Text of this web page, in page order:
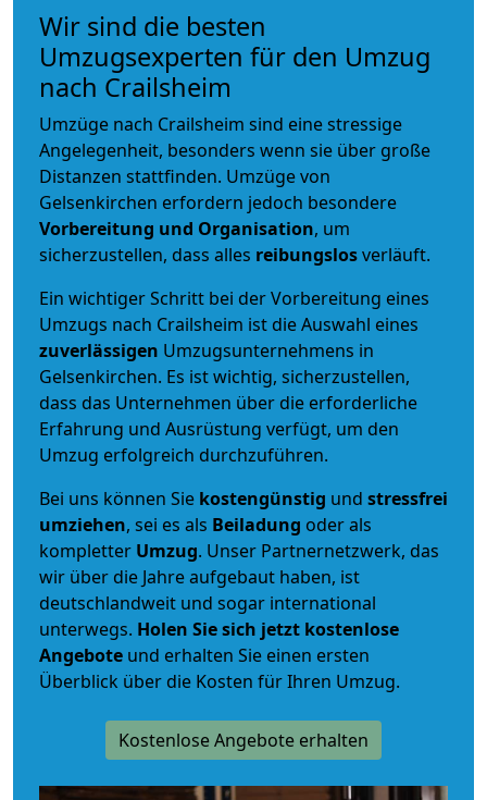
Wir sind die besten
Umzugsexperten für den Umzug
nach Crailsheim
Umzüge nach Crailsheim sind eine stressige
Angelegenheit, besonders wenn sie über große
Distanzen stattfinden. Umzüge von
Gelsenkirchen erfordern jedoch besondere
Vorbereitung und Organisation, um
sicherzustellen, dass alles reibungslosverläuft.
Ein wichtiger Schritt bei der Vorbereitung eines
Umzugs nach Crailsheim ist die Auswahl eines
zuverlässigen Umzugsunternehmens in
Gelsenkirchen. Es ist wichtig, sicherzustellen,
dass das Unternehmen über die erforderliche
Erfahrung und Ausrüstung verfügt, um den
Umzug erfolgreich durchzuführen.
Bei uns können Sie kostengünstig und stressfrei
umziehen, sei es als Beiladung oder als
kompletter Umzug. Unser Partnernetzwerk, das
wir über die Jahre aufgebaut haben, ist
deutschlandweit und sogar international
unterwegs. Holen Sie sich jetzt kostenlose
Angebote und erhalten Sie einen ersten
Überblick über die Kosten für Ihren Umzug.
Kostenlose Angebote erhalten